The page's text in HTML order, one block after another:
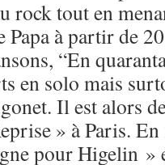
rock tout en
Papa à partir de
“En
en solo mais
Il est alors
» à Paris.
pour Higelin »